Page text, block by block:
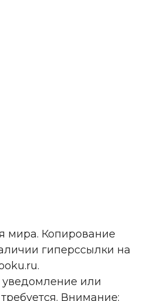
мира. Копирование
гиперссылки на
или
Внимание: